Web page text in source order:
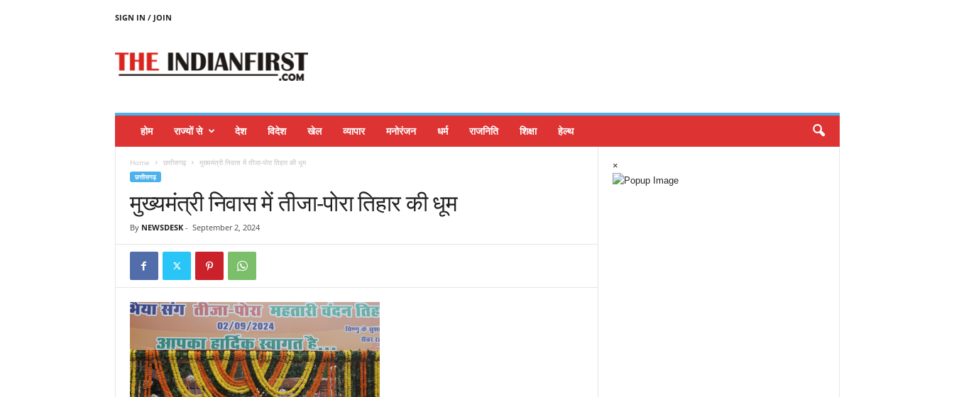
SIGN IN / JOIN
होम राज्यों से देश विदेश खेल व्यापार मनोरंजन धर्म राजनिति शिक्षा हेल्थ
Home छत्तीसगढ़ मुख्यमंत्री निवास में तीजा-पोरा तिहार की धूम
छत्तीसगढ़
मुख्यमंत्री निवास में तीजा-पोरा तिहार की धूम
By NEWSDESK- September 2, 2024
×